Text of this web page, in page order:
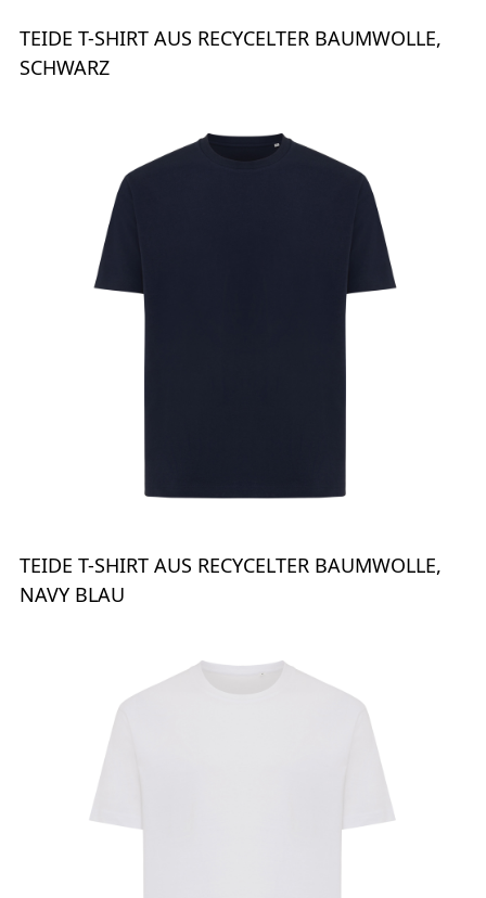
TEIDE T-SHIRT AUS RECYCELTER BAUMWOLLE,
SCHWARZ
TEIDE T-SHIRT AUS RECYCELTER BAUMWOLLE,
NAVY BLAU